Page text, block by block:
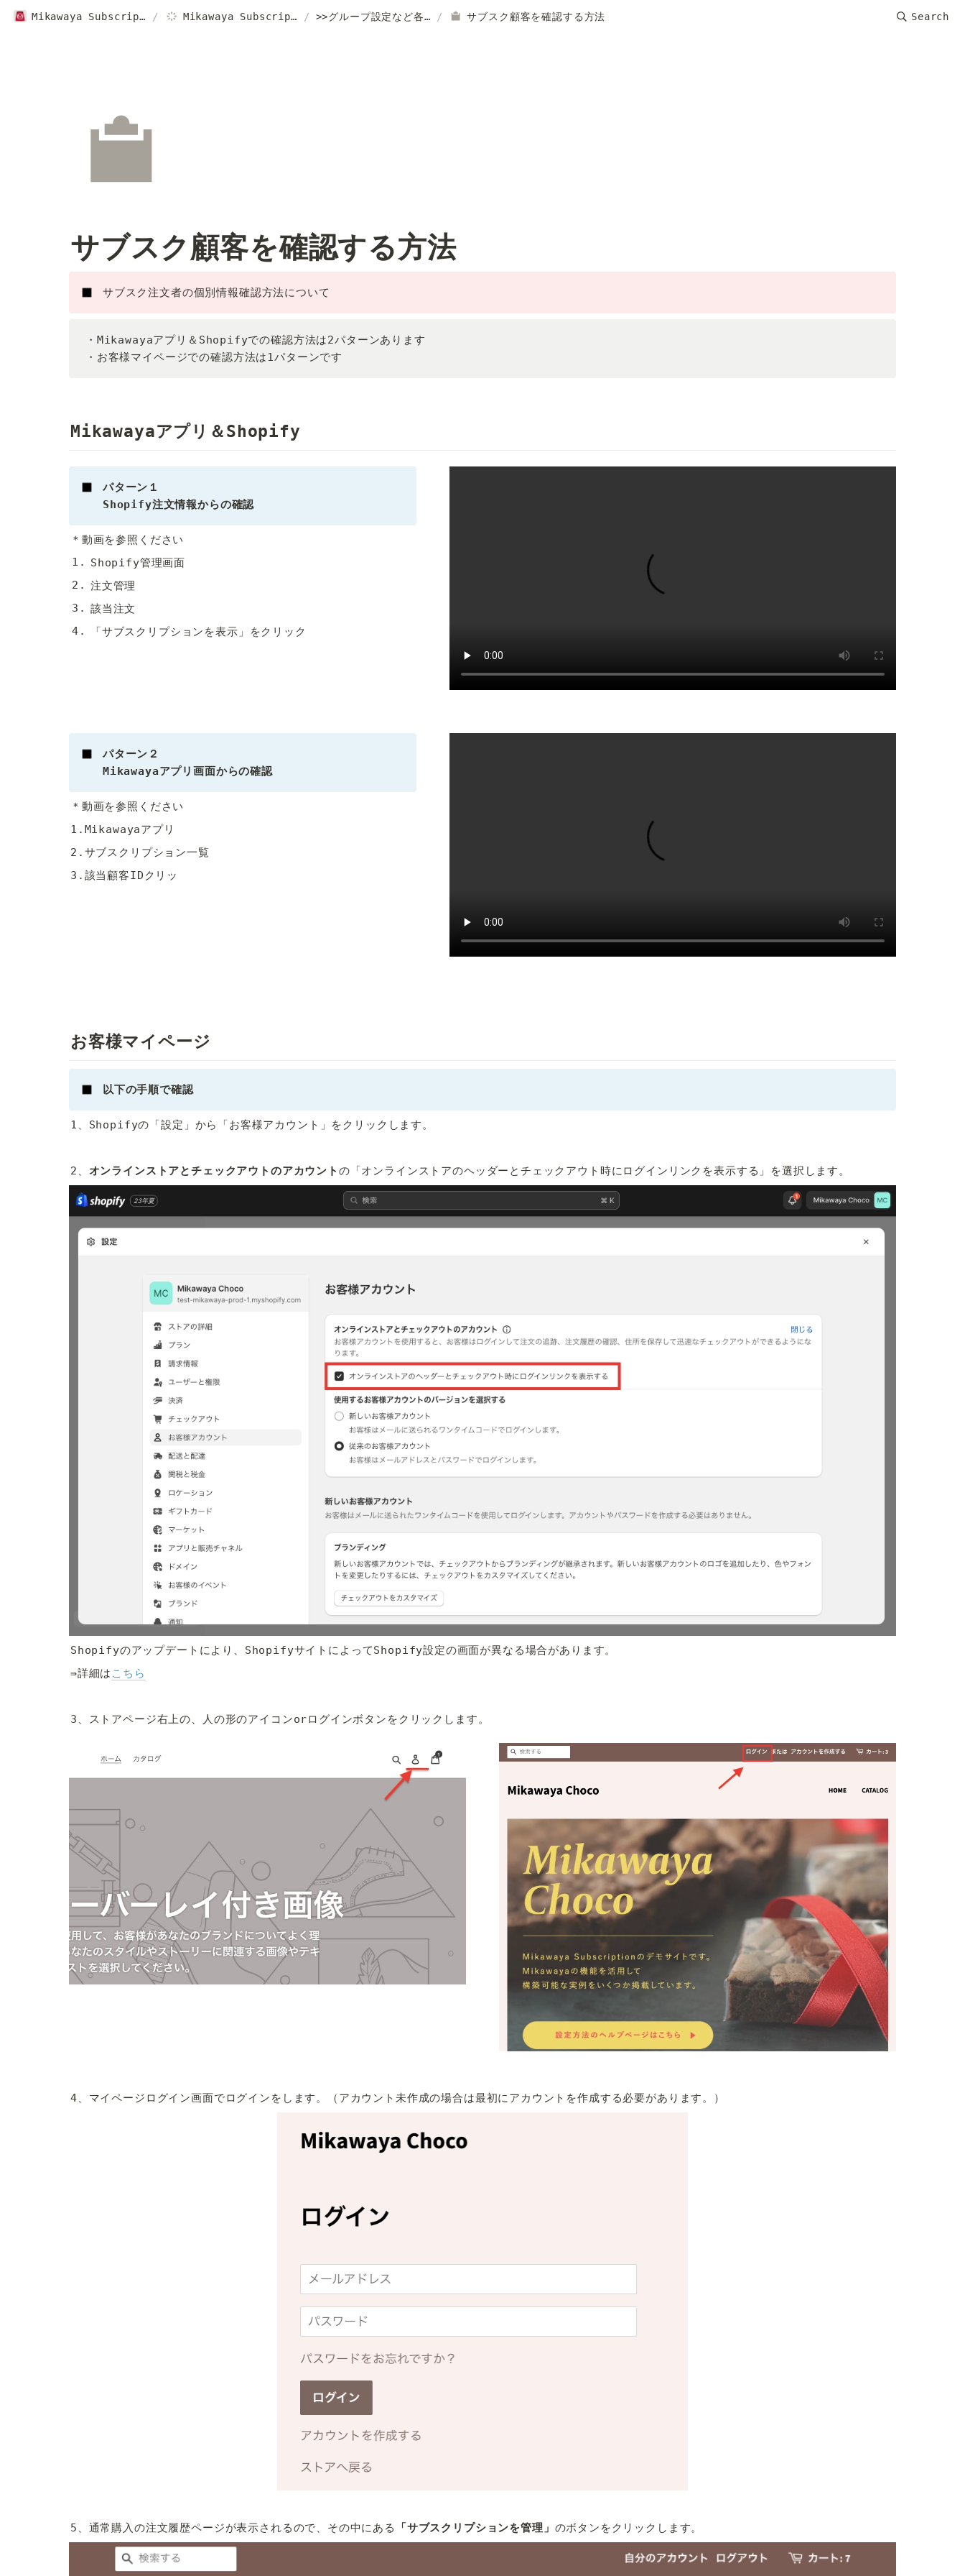
Mikawaya Subscriptionヘルプページ｜ご利用ガイド / Mikawaya Subscription / >>グループ設定など各種設定はこちら / サブスク顧客を確認する方法 Search
サブスク顧客を確認する方法
サブスク注文者の個別情報確認方法について
・Mikawayaアプリ＆Shopifyでの確認方法は2パターンあります
・お客様マイページでの確認方法は1パターンです
Mikawayaアプリ＆Shopify
パターン１
Shopify注文情報からの確認
＊動画を参照ください
1 .
Shopify管理画面
2 . 注文管理
3 . 該当注文
4 . 「サブスクリプションを表示」をクリック
パターン２
Mikawayaアプリ画面からの確認
＊動画を参照ください
1.Mikawayaアプリ
2.サブスクリプション一覧
3.該当顧客IDクリッ
お客様マイページ
以下の手順で確認
1、Shopifyの「設定」から「お客様アカウント」をクリックします。
2、 オンラインストアとチェックアウトのアカウント の「オンラインストアのヘッダーとチェックアウト時にログインリンクを表示する」を選択します。
Shopifyのアップデートにより、ShopifyサイトによってShopify設定の画面が異なる場合があります。
⇛詳細は こちら
3、ストアページ右上の、人の形のアイコンorログインボタンをクリックします。
4、マイページログイン画面でログインをします。（アカウント未作成の場合は最初にアカウントを作成する必要があります。）
5、通常購入の注文履歴ページが表示されるので、その中にある 「サブスクリプションを管理」 のボタンをクリックします。